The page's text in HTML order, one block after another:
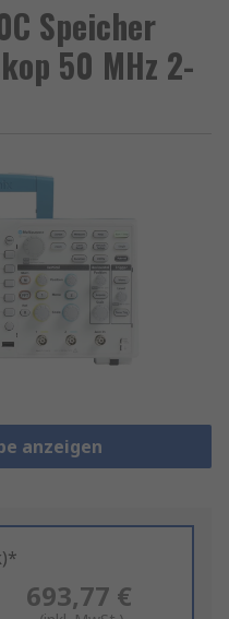
Speicher
50 MHz 2-
anzeigen
693,77 €